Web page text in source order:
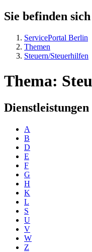
Sie befinden
ServicePortal Berlin
Themen
Steuern/Steuerhilfen
Thema:
Dienstleistungen
A
B
D
E
F
G
H
K
L
S
U
V
W
Z